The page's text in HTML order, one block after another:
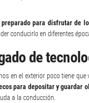
preparado para disfrutar de
conducirlo en diferentes
de
en el exterior poco tiene
para depositar y guardar
a la conducción.